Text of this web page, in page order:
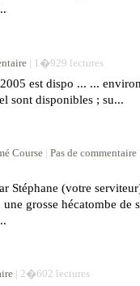
| 1�929 lectures
est dispo ... ...
sont disponibles ; su...
Course | Pas de commentaire
Stéphane (votre
une grosse hécatombe de
| 2�602 lectures